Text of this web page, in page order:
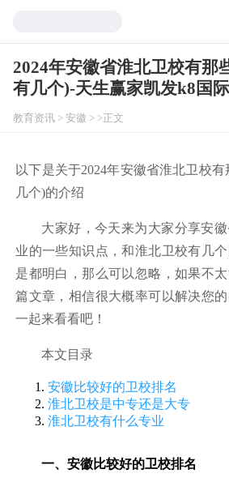
2024年安徽省淮北卫校有那
有几个)-天生赢家凯发k8国际
教育资讯 > 安徽 > >正文
以下是关于2024年安徽省淮北卫校
几个)的介绍
大家好，今天来为大家分享安
业的一些知识点，和淮北卫校有几
是都明白，那么可以忽略，如果不
篇文章，相信很大概率可以解决您
一起来看看吧！
本文目录
安徽比较好的卫校排名
淮北卫校是中专还是大专
淮北卫校有什么专业
一、安徽比较好的卫校排名